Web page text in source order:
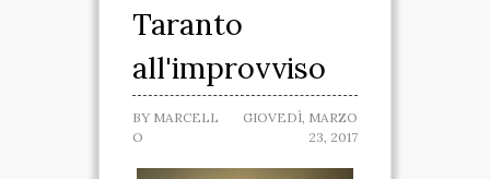
Taranto
all'improvviso
BY MARCELL
O
GIOVEDÌ, MARZO
23, 2017